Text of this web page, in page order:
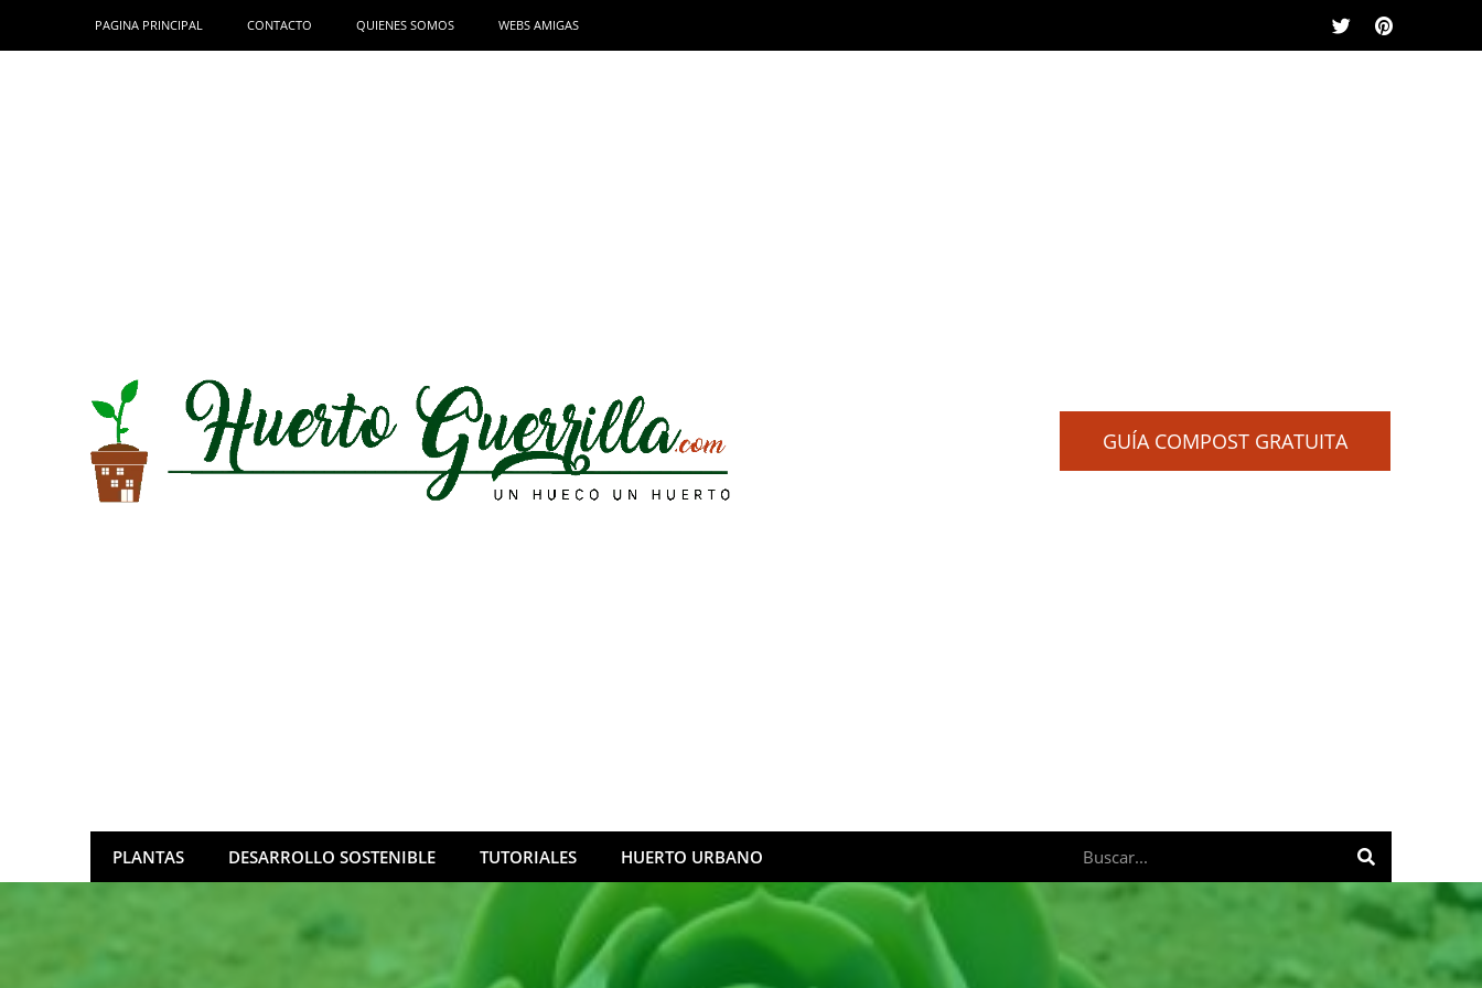
PAGINA PRINCIPAL CONTACTO QUIENES SOMOS WEBS AMIGAS
GUÍA COMPOST GRATUITA
PLANTAS DESARROLLO SOSTENIBLE TUTORIALES HUERTO URBANO